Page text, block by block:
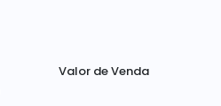
Valor de Venda